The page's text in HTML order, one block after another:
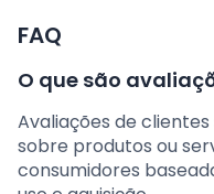
FAQ
O que são
Avaliações de
sobre produtos ou
consumidores